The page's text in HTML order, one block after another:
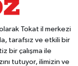
Tokat il merkezi
tarafsız ve etkili bir
bir çalışma ile
tutuyor, ilimizin ve